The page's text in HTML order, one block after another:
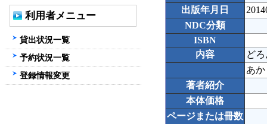
出版年月日
NDC分類
ISBN
内容
ど
あ
著者紹介
本体価格
ページまたは冊数
利用者メニュー
貸出状況一覧
予約状況一覧
登録情報変更